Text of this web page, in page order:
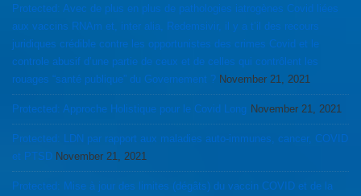
Protected: Avec de plus en plus de pathologies iatrogènes Covid liées
aux vaccins RNAm et, inter alia, Redemsivir, il y a t’il des recours
juridiques crédible contre les opportunistes des crimes Covid et le
controle abusif d’une partie de ceux et de celles qui contrôlent les
rouages “santé publique” du Governement ? November 21, 2021
Protected: Approche Holistique pour le Covid Long November 21, 2021
Protected: LDN par rapport aux maladies auto-immunes, cancer, COVID
et PTSD November 21, 2021
Protected: Mise à jour des limites (dégâts) du vaccin COVID et de la